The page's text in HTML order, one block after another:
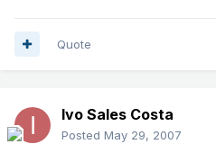
Quote
Ivo Sales Costa
Posted May 29, 2007